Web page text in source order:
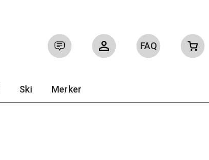
FAQ
Ski Merker